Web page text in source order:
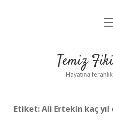
Yasal
Temiz
Hayatına
Etiket:Ali Ertekin kaç yıl